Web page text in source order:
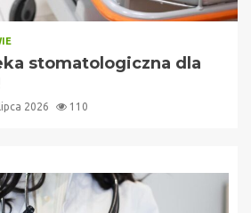
stomatologiczna dla
2026 110